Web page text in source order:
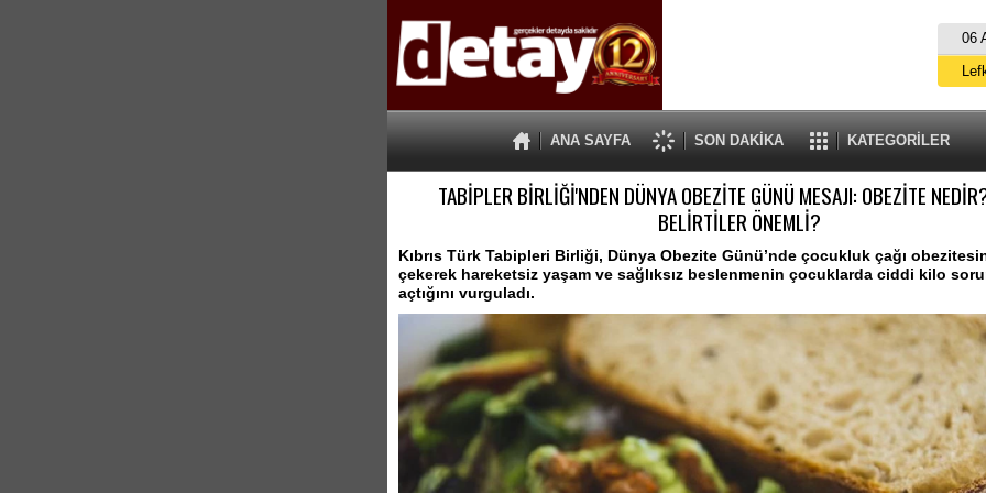
06
ANA SAYFA SON DAKİKA KATEGORİLER
TABİPLER BİRLİĞİ'NDEN DÜNYA OBEZİTE GÜNÜ MESAJI: OBEZİTE
BELİRTİLER ÖNEMLİ?
Kıbrıs Türk Tabipleri Birliği, Dünya Obezite Günü’nde çocukluk çağı
çekerek hareketsiz yaşam ve sağlıksız beslenmenin çocuklarda ciddi kilo
açtığını vurguladı.